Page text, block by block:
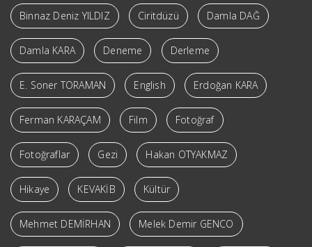
Binnaz Deniz YILDIZ Ciritdüzü Damla DAĞ
Damla KARA Deneme Derleme
E. Soner TORAMAN English Erdoğan KARA
Ferman KARAÇAM Film Fotoğraf
Fotoğraflar Gezi Hakan OTYAKMAZ
Hikaye KEVAKİB Kültür
Mehmet DEMİRHAN Melek Demir GENCO